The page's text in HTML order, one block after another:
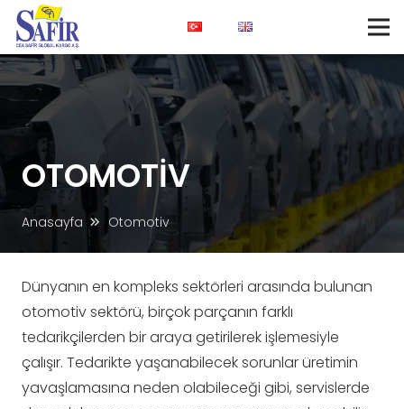
OTOMOTIV
Anasayfa Otomotiv
Dünyanın en kompleks sektörleri arasında bulunan
otomotiv sektörü, birçok parçanın farklı
tedarikçilerden bir araya getirilerek işlemesiyle
çalışır. Tedarikte yaşanabilecek sorunlar üretimin
yavaşlamasına neden olabileceği gibi, servislerde